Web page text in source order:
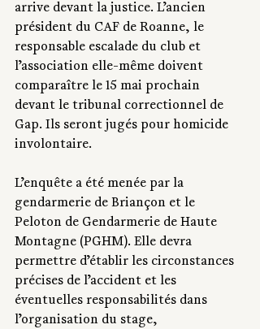
arrive devant la justice. L’ancien
président du CAF de Roanne, le
responsable escalade du club et
l’association elle-même doivent
comparaître le 15 mai prochain
devant le tribunal correctionnel de
Gap. Ils seront jugés pour homicide
involontaire.
L’enquête a été menée par la
gendarmerie de Briançon et le
Peloton de Gendarmerie de Haute
Montagne (PGHM). Elle devra
permettre d’établir les circonstances
précises de l’accident et les
éventuelles responsabilités dans
l’organisation du stage,